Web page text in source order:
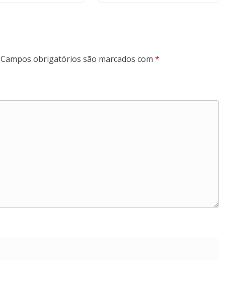
Campos obrigatórios são marcados com *